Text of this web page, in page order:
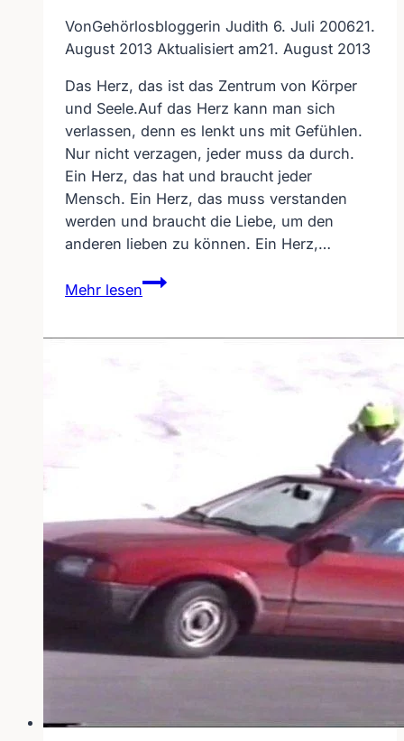
VonGehörlosbloggerin Judith 6. Juli 200621.
August 2013 Aktualisiert am21. August 2013
Das Herz, das ist das Zentrum von Körper
und Seele.Auf das Herz kann man sich
verlassen, denn es lenkt uns mit Gefühlen.
Nur nicht verzagen, jeder muss da durch.
Ein Herz, das hat und braucht jeder
Mensch. Ein Herz, das muss verstanden
werden und braucht die Liebe, um den
anderen lieben zu können. Ein Herz,…
Mehr lesen
Gedicht
„Das